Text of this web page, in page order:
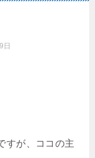
日
すが、ココの主